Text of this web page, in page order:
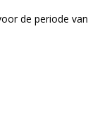
de periode